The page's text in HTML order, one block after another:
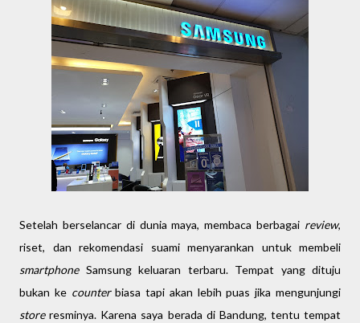
Setelah berselancar di dunia maya, membaca berbagai review,
riset, dan rekomendasi suami menyarankan untuk membeli
smartphoneSamsung keluaran terbaru. Tempat yang dituju
bukan ke counterbiasa tapi akan lebih puas jika mengunjungi
storeresminya. Karena saya berada di Bandung, tentu tempat